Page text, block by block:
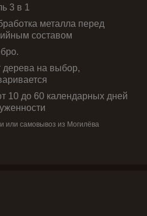
3 в 1
металла перед
составом
дерева на выбор,
10 до 60 календарных дней
или самовывоз из Могилёва